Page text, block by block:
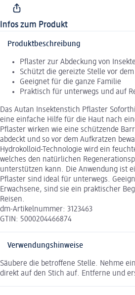
Infos zum Produkt
Produktbeschreibung
Pflaster zur Abdeckung von
Schützt die gereizte Stelle vor
Geeignet für die ganze Familie
Praktisch für unterwegs und auf
Das Autan Insektenstich Pflaster
eine einfache Hilfe für die Haut nach
Pflaster wirken wie eine schützende
abdeckt und so vor dem Aufkratzen
Hydrokolloid-Technologie wird ein
welches den natürlichen
unterstützen kann. Die Anwendung ist
Pflaster sind ideal für unterwegs.
Erwachsene, sind sie ein praktischer
Reisen.
dm-Artikelnummer: 3123463
GTIN: 5000204466874
Verwendungshinweise
Säubere die betroffene Stelle. Nehme
direkt auf den Stich auf. Entferne und